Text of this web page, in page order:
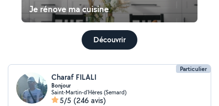
Je rénove ma cuisine
Découvrir
Particulier
Charaf FILALI
Bonjour
Saint-Martin-d'Hères (Semard)
5/5 (246 avis)